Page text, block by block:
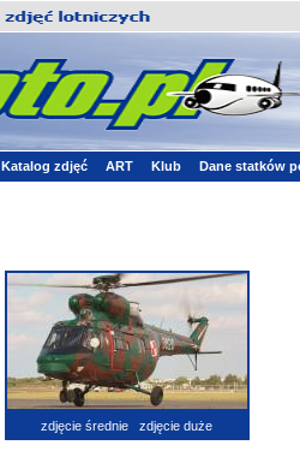
Katalog zdjęć ART Klub Dane statków
zdjęcie średnie zdjęcie duże